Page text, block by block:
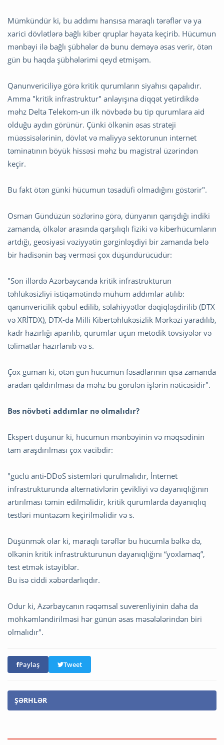
Mümkündür ki, bu addımı hansısa maraqlı tərəflər və ya
xarici dövlətlərə bağlı kiber qruplar həyata keçirib. Hücumun
mənbəyi ilə bağlı şübhələr də bunu deməyə əsas verir, ötən
gün bu haqda şübhələrimi qeyd etmişəm.
Qanunvericiliyə görə kritik qurumların siyahısı qapalıdır.
Amma "kritik infrastruktur" anlayışına diqqət yetirdikdə
məhz Delta Telekom-un ilk növbədə bu tip qurumlara aid
olduğu aydın görünür. Çünki ölkənin əsas strateji
müəssisələrinin, dövlət və maliyyə sektorunun internet
təminatının böyük hissəsi məhz bu magistral üzərindən
keçir.
Bu fakt ötən günki hücumun təsadüfi olmadığını göstərir".
Osman Gündüzün sözlərinə görə, dünyanın qarışdığı indiki
zamanda, ölkələr arasında qarşılıqlı fiziki və kiberhücumların
artdığı, geosiyasi vəziyyətin gərginləşdiyi bir zamanda belə
bir hadisənin baş verməsi çox düşündürücüdür:
"Son illərdə Azərbaycanda kritik infrastrukturun
təhlükəsizliyi istiqamətində mühüm addımlar atılıb:
qanunvericilik qəbul edilib, səlahiyyətlər dəqiqləşdirilib (DTX
və XRİTDX), DTX-da Milli Kibertəhlükəsizlik Mərkəzi yaradılıb,
kadr hazırlığı aparılıb, qurumlar üçün metodik tövsiyələr və
təlimatlar hazırlanıb və s.
Çox güman ki, ötən gün hücumun fəsadlarının qısa zamanda
aradan qaldırılması da məhz bu görülən işlərin nəticəsidir".
Bəs növbəti addımlar nə olmalıdır?
Ekspert düşünür ki, hücumun mənbəyinin və məqsədinin
tam araşdırılması çox vacibdir:
"güclü anti-DDoS sistemləri qurulmalıdır, İnternet
infrastrukturunda alternativlərin çevikliyi və dayanıqlığının
artırılması təmin edilməlidir, kritik qurumlarda dayanıqlıq
testləri müntəzəm keçirilməlidir və s.
Düşünmək olar ki, maraqlı tərəflər bu hücumla bəlkə də,
ölkənin kritik infrastrukturunun dayanıqlığını “yoxlamaq”,
test etmək istəyiblər.
Bu isə ciddi xəbərdarlıqdır.
Odur ki, Azərbaycanın rəqəmsal suverenliyinin daha da
möhkəmləndirilməsi hər günün əsas məsələlərindən biri
olmalıdır".
Paylaş Tweet
ŞƏRHLƏR